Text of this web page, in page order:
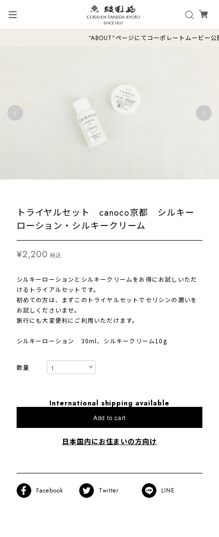
“ABOUT“ページにてコーポレートムービ
トライヤルセット canoco京都 シルキー
ローション・シルキークリーム
¥2,200 税込
シルキーローションとシルキークリームをお得にお試しいただ
けるトライアルセットです。
初めての方は、まずこのトライヤルセットでセリシンの潤いを
お試しくださいませ。
旅行にも大変便利にご利用いただけます。
シルキーローション 30ml、シルキークリーム10g
数量
International shipping available
Add to cart
日本国内にお住まいの方向け
Facebook Twitter LINE